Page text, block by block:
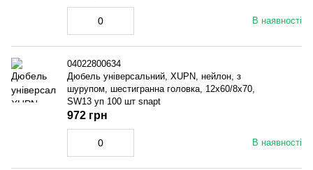
В наявності
04022800634
Дюбель універсальний, XUPN, нейлон, з
шурупом, шестигранна головка, 12x60/8x70,
SW13 уп 100 шт snapt
В наявності
972 грн